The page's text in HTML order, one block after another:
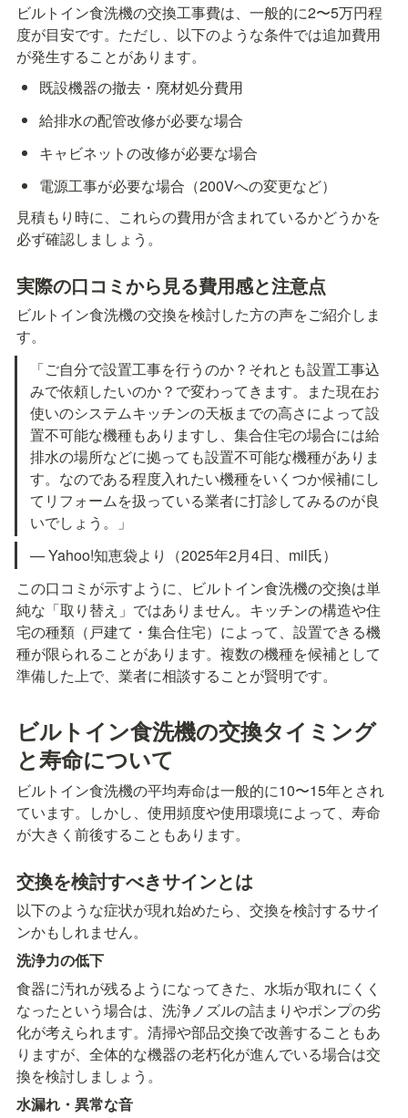
ビルトイン食洗機の交換工事費は、一般的に2〜5万円程
度が目安です。ただし、以下のような条件では追加費用
が発生することがあります。
既設機器の撤去・廃材処分費用
給排水の配管改修が必要な場合
キャビネットの改修が必要な場合
電源工事が必要な場合（200Vへの変更など）
見積もり時に、これらの費用が含まれているかどうかを
必ず確認しましょう。
実際の口コミから見る費用感と注意点
ビルトイン食洗機の交換を検討した方の声をご紹介しま
す。
「ご自分で設置工事を行うのか？それとも設置工事込
みで依頼したいのか？で変わってきます。また現在お
使いのシステムキッチンの天板までの高さによって設
置不可能な機種もありますし、集合住宅の場合には給
排水の場所などに拠っても設置不可能な機種がありま
す。なのである程度入れたい機種をいくつか候補にし
てリフォームを扱っている業者に打診してみるのが良
いでしょう。」
— Yahoo!知恵袋より（2025年2月4日、mil氏）
この口コミが示すように、ビルトイン食洗機の交換は単
純な「取り替え」ではありません。キッチンの構造や住
宅の種類（戸建て・集合住宅）によって、設置できる機
種が限られることがあります。複数の機種を候補として
準備した上で、業者に相談することが賢明です。
ビルトイン食洗機の交換タイミング
と寿命について
ビルトイン食洗機の平均寿命は一般的に10〜15年とされ
ています。しかし、使用頻度や使用環境によって、寿命
が大きく前後することもあります。
交換を検討すべきサインとは
以下のような症状が現れ始めたら、交換を検討するサイ
ンかもしれません。
洗浄力の低下
食器に汚れが残るようになってきた、水垢が取れにくく
なったという場合は、洗浄ノズルの詰まりやポンプの劣
化が考えられます。清掃や部品交換で改善することもあ
りますが、全体的な機器の老朽化が進んでいる場合は交
換を検討しましょう。
水漏れ・異常な音